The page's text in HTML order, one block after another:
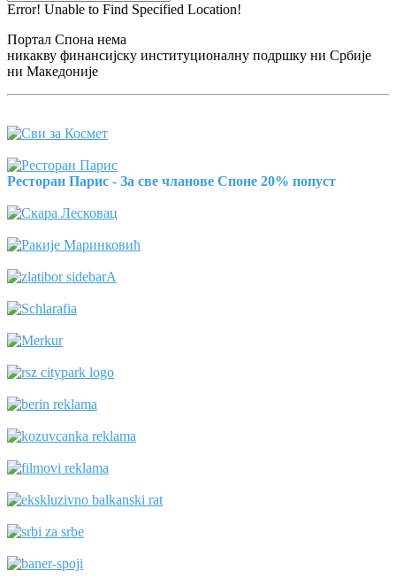
Error! Unable to Find Specified Location!
Портал Спона нема
никакву финансијску институционалну подршку ни Србије
ни Македоније
Ресторан Парис - За све чланове Споне 20% попуст